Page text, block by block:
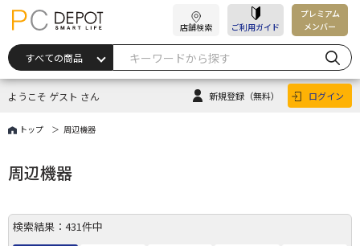
店舗検索 ご利用ガイド
プレミアム
メンバー
ようこそ ゲスト さん 新規登録 （無料） ログイン
トップ 周辺機器
周辺機器
検索結果：431件中